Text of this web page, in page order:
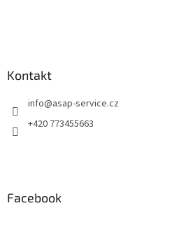
Kontakt
info@asap-service.cz
+420 773455663
Facebook